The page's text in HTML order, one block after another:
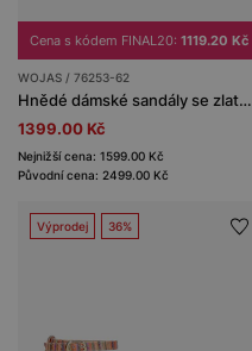
Cena s kódem FINAL20: 1119.20 Kč
WOJAS / 76253-62
Hnědé dámské sandály se zlatou ozdobou
1399.00 Kč
Nejnižší cena: 1599.00 Kč
Původní cena: 2499.00 Kč
Výprodej 36%